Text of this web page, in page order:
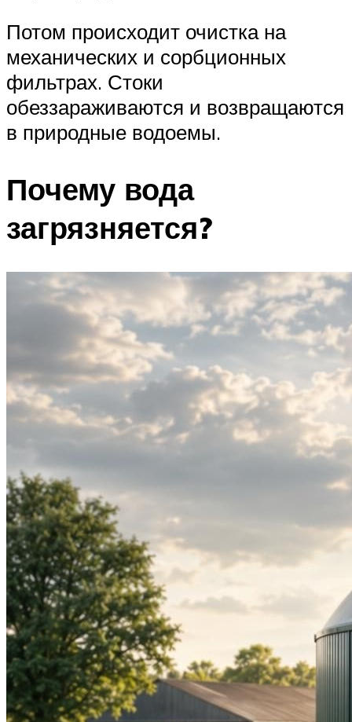
Потом происходит очистка на
механических и сорбционных
фильтрах. Стоки
обеззараживаются и возвращаются
в природные водоемы.
Почему вода
загрязняется?